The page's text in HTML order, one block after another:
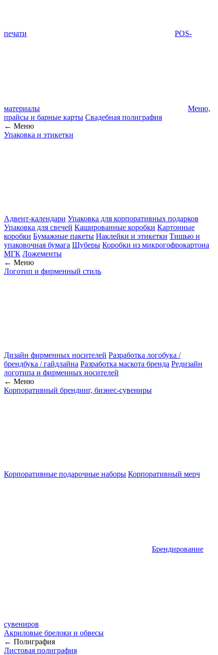
печати POS-
материалы
Меню,
прайсы и барные карты Свадебная полиграфия
← Меню
Упаковка и этикетки
Адвент-календари Упаковка для корпоративных подарков
Упаковка для свечей Кашированные коробки Картонные
коробки Бумажные пакеты Наклейки и этикетки Тишью и
упаковочная бумага Шуберы Коробки из микрогофрокартона
МГК Ложементы
← Меню
Логотип и фирменный стиль
Дизайн фирменных носителей Разработка логобука /
брендбука / гайдлайна Разработка маскота бренда Редизайн
логотипа и фирменных носителей
← Меню
Корпоративный брендинг, бизнес-сувениры
Корпоративные подарочные наборы Корпоративный мерч
Брендирование
сувениров
Акриловые брелоки и обвесы
← Полиграфия
Листовая полиграфия